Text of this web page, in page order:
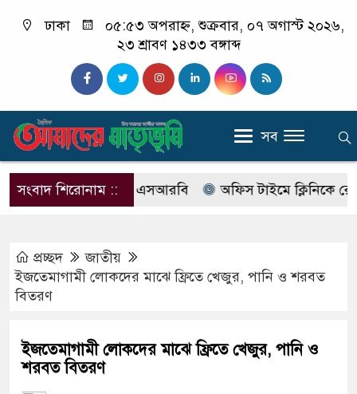
ঢাকা
০৫:৫৩ অপরাহ্ন, শুক্রবার, ০৭ অগাস্ট ২০২৬,
২৩ শ্রাবণ ১৪৩৩ বঙ্গাব্দ
সব
সংবাদ শিরোনাম ::
বদলে আসছে এসআরবি অফিস টাইমে ক্লিনিকে রোগী
প্রচ্ছদ
জাতীয়
ইজতেমাগামী লোকদের মাঝে ফ্রিতে খেজুর, পানি ও শরবত
বিতরণ
ইজতেমাগামী লোকদের মাঝে ফ্রিতে খেজুর, পানি ও
শরবত বিতরণ